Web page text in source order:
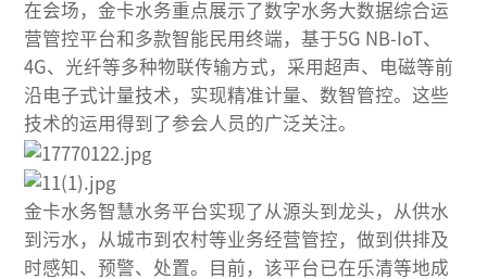
在会场，金卡水务重点展示了数字水务大数据综合运
营管控平台和多款智能民用终端，基于5G NB-IoT、
4G、光纤等多种物联传输方式，采用超声、电磁等前
沿电子式计量技术，实现精准计量、数智管控。这些
技术的运用得到了参会人员的广泛关注。
金卡水务智慧水务平台实现了从源头到龙头，从供水
到污水，从城市到农村等业务经营管控，做到供排及
时感知、预警、处置。目前，该平台已在乐清等地成